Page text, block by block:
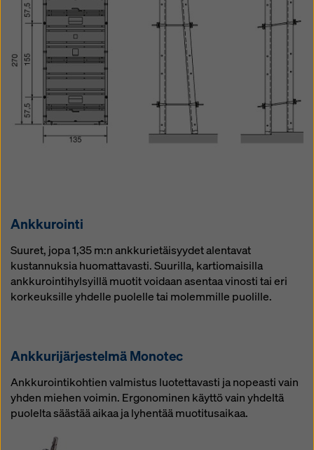
Ank­ku­roin­ti
Suuret, jopa 1,35 m:n ankkurietäisyydet alentavat
kustannuksia huomattavasti. Suurilla, kartiomaisilla
ankkurointihylsyillä muotit voidaan asentaa vinosti tai eri
korkeuksille yhdelle puolelle tai molemmille puolille.
Ank­ku­ri­jär­jes­tel­mä Mo­no­tec
Ankkurointikohtien valmistus luotettavasti ja nopeasti vain
yhden miehen voimin. Ergonominen käyttö vain yhdeltä
puolelta säästää aikaa ja lyhentää muotitusaikaa.